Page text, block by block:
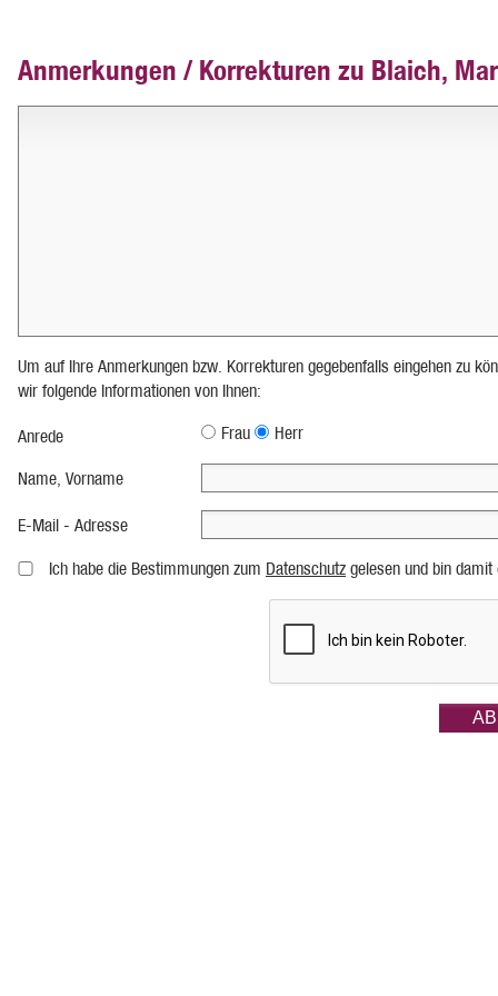
Anmerkungen / Korrekturen zu Blaich,
Um auf Ihre Anmerkungen bzw. Korrekturen gegebenfalls eingehen zu
wir folgende Informationen von Ihnen:
Anrede Frau Herr
Name, Vorname
E-Mail - Adresse
Ich habe die Bestimmungen zum Datenschutz gelesen und bin